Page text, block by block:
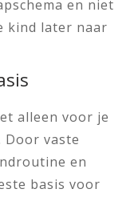
en niet
kind later naar
alleen voor je
Door vaste
en
basis voor